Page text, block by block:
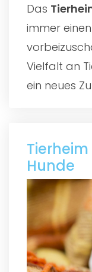
Das
immer
Vielfalt an
ein neues
Tierheim
Hunde